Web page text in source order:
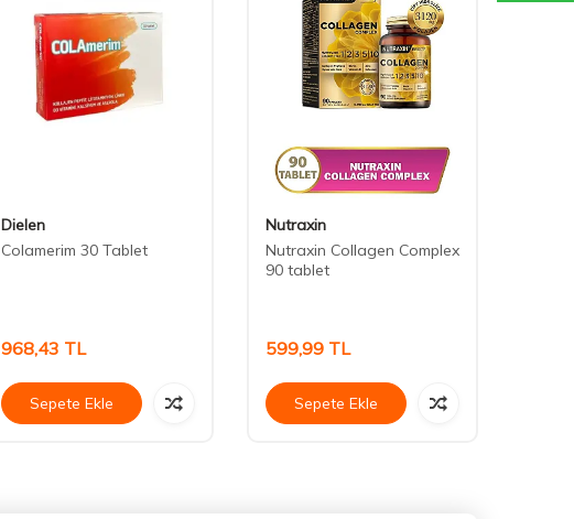
Dielen
Colamerim 30 Tablet
968,43 TL
Sepete Ekle
Nutraxin
Nutraxin Collagen Complex
90 tablet
599,99 TL
Sepete Ekle